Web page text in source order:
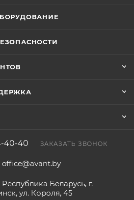
40-40 ЗАКАЗАТЬ ЗВОНОК
office@avant.by
Беларусь, г.
ул. Короля, 45